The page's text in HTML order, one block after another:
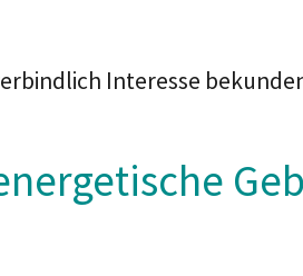
Interesse